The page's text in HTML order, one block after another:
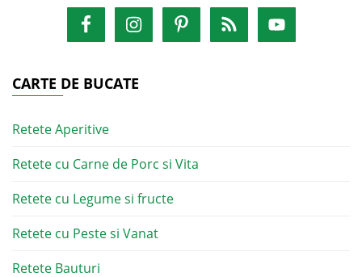
CARTE DE BUCATE
Retete Aperitive
Retete cu Carne de Porc si Vita
Retete cu Legume si fructe
Retete cu Peste si Vanat
Retete Bauturi